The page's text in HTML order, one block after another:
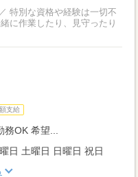
特別な資格や経験は一切不
に作業したり、見守ったり
支給
OK 希望...
日 土曜日 日曜日 祝日